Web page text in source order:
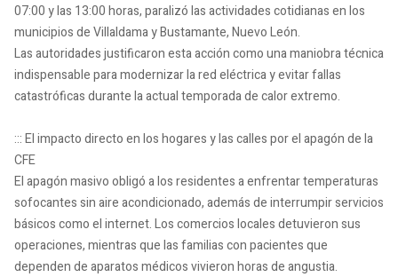
07:00 y las 13:00 horas, paralizó las actividades cotidianas en los
municipios de Villaldama y Bustamante, Nuevo León.
Las autoridades justificaron esta acción como una maniobra técnica
indispensable para modernizar la red eléctrica y evitar fallas
catastróficas durante la actual temporada de calor extremo.
::: El impacto directo en los hogares y las calles por el apagón de la
CFE
El apagón masivo obligó a los residentes a enfrentar temperaturas
sofocantes sin aire acondicionado, además de interrumpir servicios
básicos como el internet. Los comercios locales detuvieron sus
operaciones, mientras que las familias con pacientes que
dependen de aparatos médicos vivieron horas de angustia.